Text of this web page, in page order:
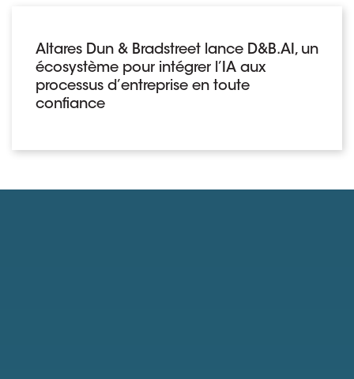
Altares Dun & Bradstreet lance D&B.AI, un
écosystème pour intégrer l’IA aux
processus d’entreprise en toute
confiance